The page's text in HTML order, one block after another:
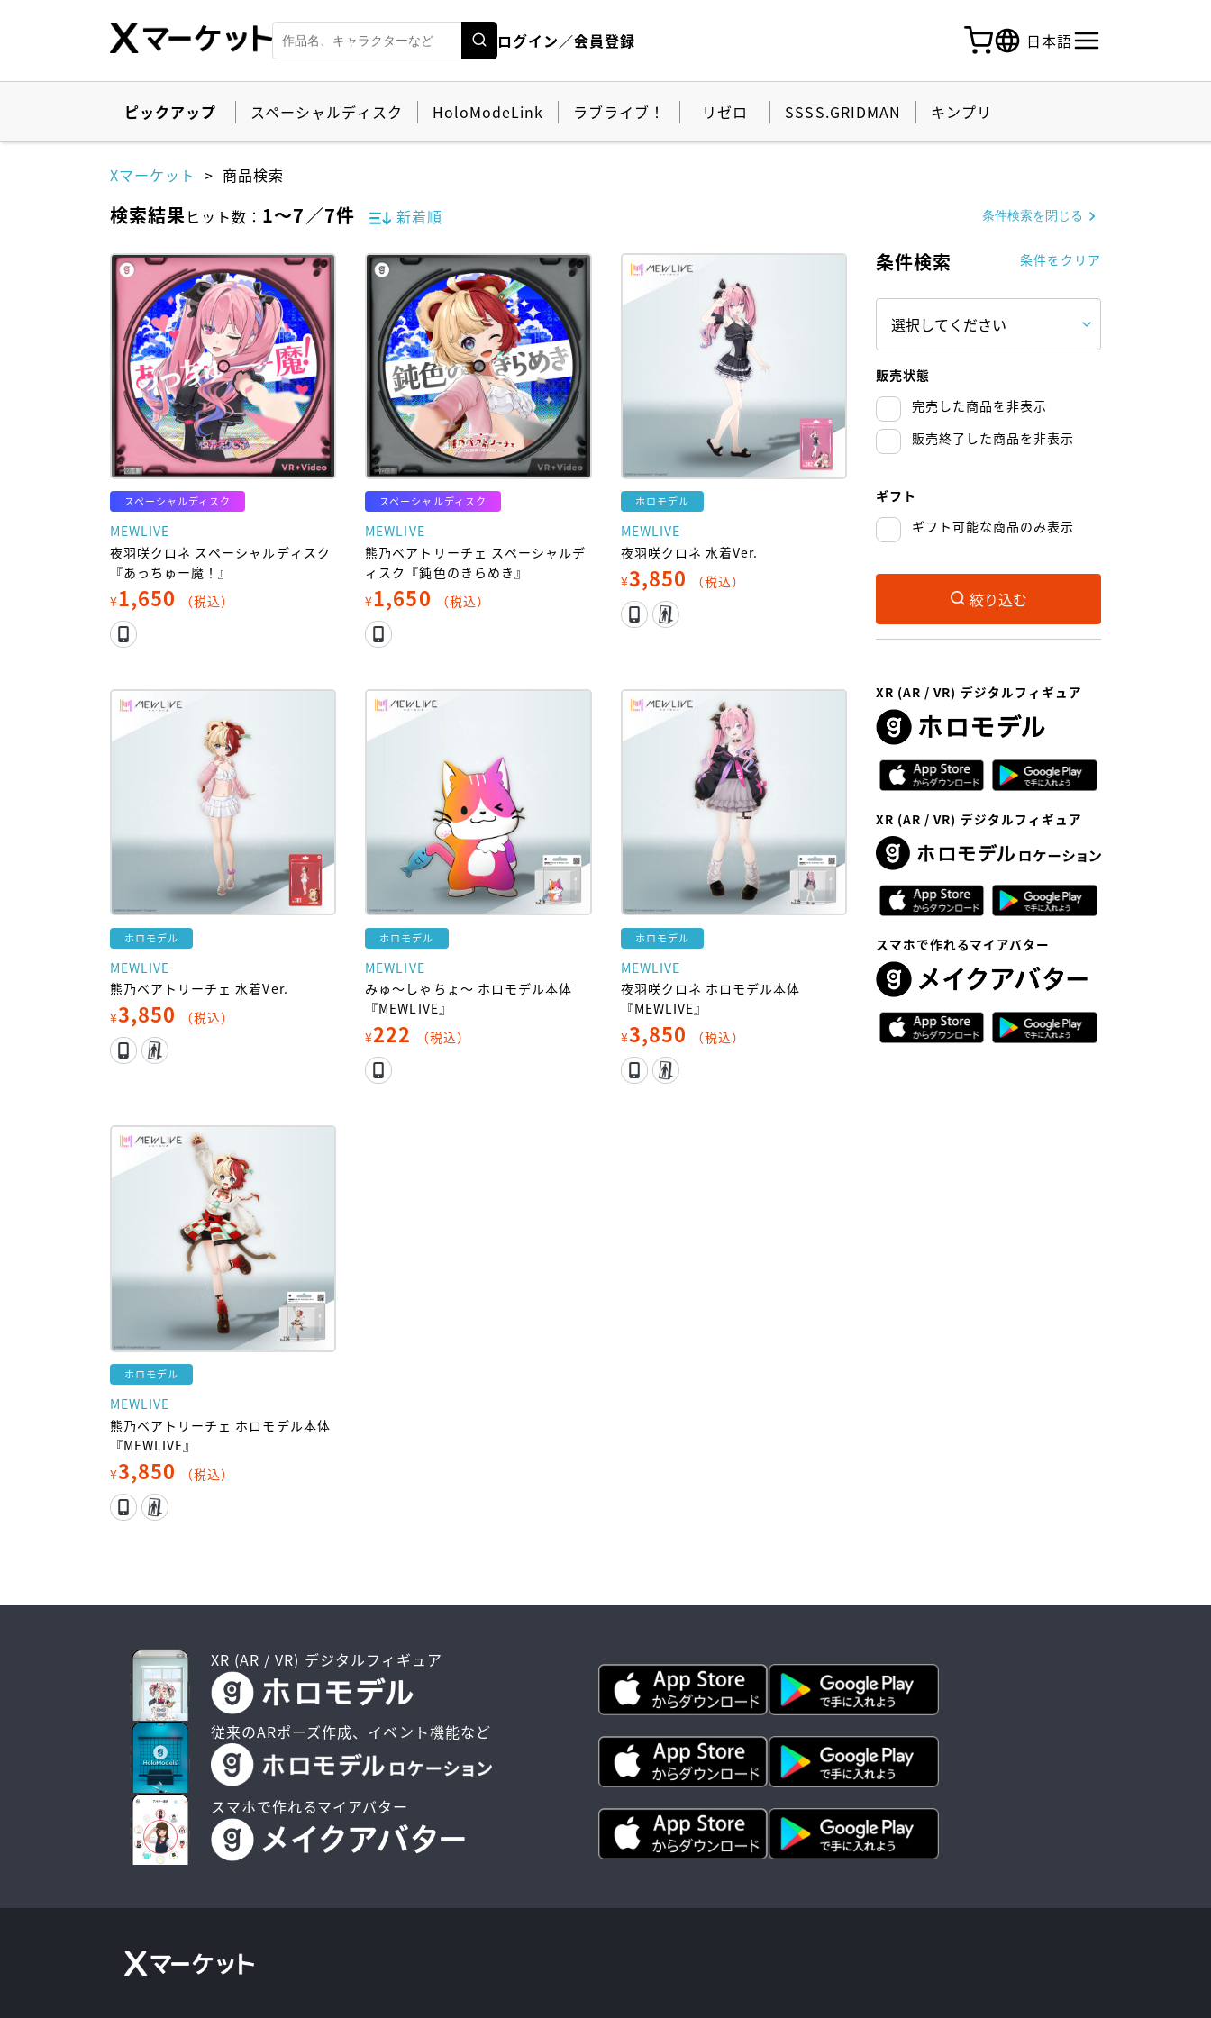
ログイン／会員登録 日本語
ピックアップ スペーシャルディスク HoloModeLink ラブライブ！ リゼロ SSSS.GRIDMAN キンプリ
Xマーケット 商品検索
検索結果ヒット数 ： 1～7／7件 新着順 条件検索を閉じる
スペーシャルディスク
MEWLIVE
夜羽咲クロネ スペーシャルディスク
『あっちゅー魔！』
¥1,650 （税込）
スペーシャルディスク
MEWLIVE
熊乃ベアトリーチェ スペーシャルデ
ィスク『鈍色のきらめき』
¥1,650 （税込）
ホロモデル
MEWLIVE
夜羽咲クロネ 水着Ver.
¥3,850 （税込）
ホロモデル
MEWLIVE
熊乃ベアトリーチェ 水着Ver.
¥3,850 （税込）
ホロモデル
MEWLIVE
みゅ～しゃちょ～ ホロモデル本体
『MEWLIVE』
¥222 （税込）
ホロモデル
MEWLIVE
夜羽咲クロネ ホロモデル本体
『MEWLIVE』
¥3,850 （税込）
ホロモデル
MEWLIVE
熊乃ベアトリーチェ ホロモデル本体
『MEWLIVE』
¥3,850 （税込）
条件検索 条件をクリア
販売状態
完売した商品を非表示
販売終了した商品を非表示
ギフト
ギフト可能な商品のみ表示
絞り込む
XR (AR / VR) デジタルフィギュア
XR (AR / VR) デジタルフィギュア
スマホで作れるマイアバター
XR (AR / VR) デジタルフィギュア
従来のARポーズ作成、イベント機能など
スマホで作れるマイアバター